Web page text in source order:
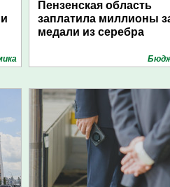
Пензенская область
заплатила миллионы
медали из серебра